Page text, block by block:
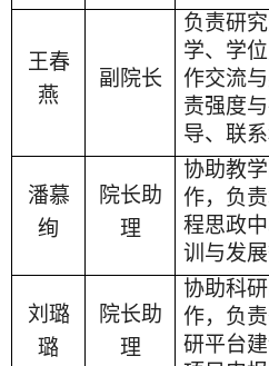
王春
燕
副院长
负责研
学、学
作交流
责强度
导、联
潘慕
绚
院长助
理
协助教
作，负
程思政
训与发展
刘璐
璐
院长助
理
协助科
作，负
研平台